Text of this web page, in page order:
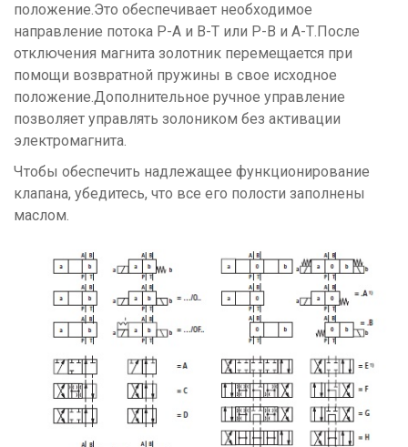
положение.Это обеспечивает необходимое
направление потока Р-А и В-Т или Р-В и А-Т.После
отключения магнита золотник перемещается при
помощи возвратной пружины в свое исходное
положение.Дополнительное ручное управление
позволяет управлять золоником без активации
электромагнита.
Чтобы обеспечить надлежащее функционирование
клапана, убедитесь, что все его полости заполнены
маслом.